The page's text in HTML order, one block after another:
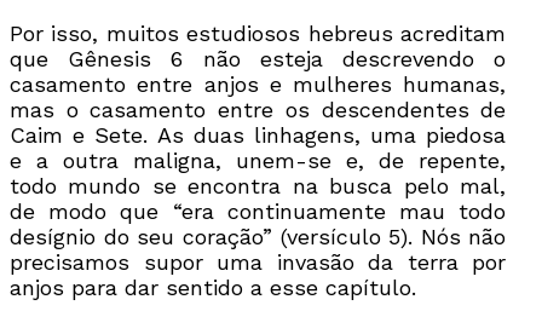
Por isso, muitos estudiosos hebreus acreditam
que Gênesis 6 não esteja descrevendo o
casamento entre anjos e mulheres humanas,
mas o casamento entre os descendentes de
Caim e Sete. As duas linhagens, uma piedosa
e a outra maligna, unem-se e, de repente,
todo mundo se encontra na busca pelo mal,
de modo que “era continuamente mau todo
desígnio do seu coração” (versículo 5). Nós não
precisamos supor uma invasão da terra por
anjos para dar sentido a esse capítulo.